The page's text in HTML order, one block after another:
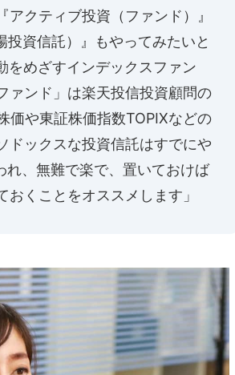
アクティブ投資（ファンド）』
資信託）』もやってみたいと
をめざすインデックスファン
ァンド」は楽天投信投資顧問の
価や東証株価指数TOPIXなどの
ドックスな投資信託はすでにや
、無難で楽で、置いておけば
くことをオススメします」